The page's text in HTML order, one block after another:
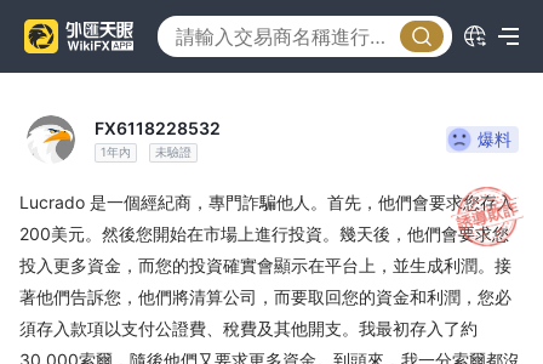
FX6118228532
1年內 未驗證
爆料
Lucrado 是一個經紀商，專門詐騙他人。首先，他們會要求您存入
200美元。然後您開始在市場上進行投資。幾天後，他們會要求您
投入更多資金，而您的投資確實會顯示在平台上，並生成利潤。接
著他們告訴您，他們將清算公司，而要取回您的資金和利潤，您必
須存入款項以支付公證費、稅費及其他開支。我最初存入了約
30,000索爾，隨後他們又要求更多資金。到頭來，我一分索爾都沒